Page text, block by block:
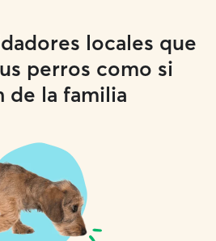
locales que
perros como si
de la familia